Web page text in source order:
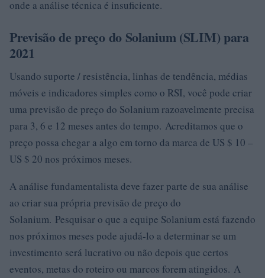
onde a análise técnica é insuficiente.
Previsão de preço do Solanium (SLIM) para
2021
Usando suporte / resistência, linhas de tendência, médias
móveis e indicadores simples como o RSI, você pode criar
uma previsão de preço do Solanium razoavelmente precisa
para 3, 6 e 12 meses antes do tempo. Acreditamos que o
preço possa chegar a algo em torno da marca de US $ 10 –
US $ 20 nos próximos meses.
A análise fundamentalista deve fazer parte de sua análise
ao criar sua própria previsão de preço do
Solanium. Pesquisar o que a equipe Solanium está fazendo
nos próximos meses pode ajudá-lo a determinar se um
investimento será lucrativo ou não depois que certos
eventos, metas do roteiro ou marcos forem atingidos. A